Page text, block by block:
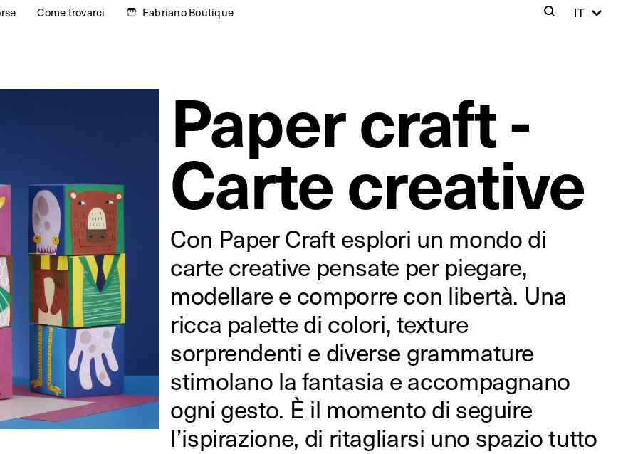
Come trovarci Fabriano Boutique IT
Paper craft -
Carte creative
Con Paper Craft esplori un mondo di
carte creative pensate per piegare,
modellare e comporre con libertà. Una
ricca palette di colori, texture
sorprendenti e diverse grammature
stimolano la fantasia e accompagnano
ogni gesto. È il momento di seguire
l’ispirazione, di ritagliarsi uno spazio tutto